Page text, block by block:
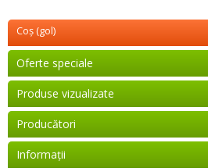
Coş(gol)
Oferte speciale
Produse vizualizate
Producători
Informaţii